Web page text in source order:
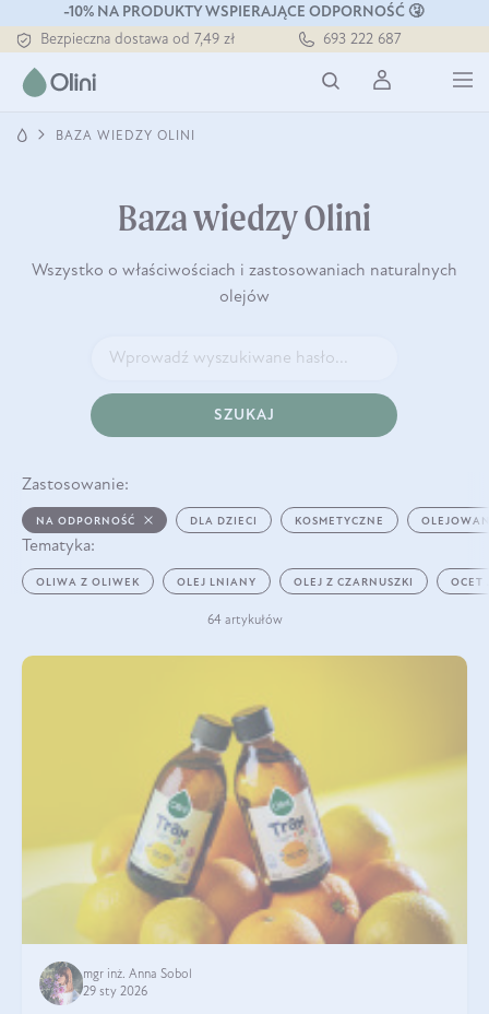
-10% NA PRODUKTY WSPIERAJĄCE ODPORNOŚĆ 🤧
Tłoczony zawsze na zimno
Bezpieczna dostawa od 7,49 zł
Tłoczony zawsze na zimno
693 222 687
BAZA WIEDZY OLINI
Baza wiedzy Olini
Wszystko o właściwościach i zastosowaniach naturalnych
olejów
SZUKAJ
Zastosowanie:
NA ODPORNOŚĆ DLA DZIECI KOSMETYCZNE
Tematyka:
OLIWA Z OLIWEK OLEJ LNIANY OLEJ Z CZARNUSZKI OCET
64 artykułów
mgr inż. Anna Sobol
29 sty 2026